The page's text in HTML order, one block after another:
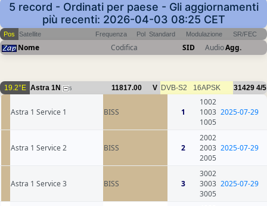
5 record - Ordinati per paese - Gli aggiornamenti
più recenti: 2026-04-03 08:25 CET
Pos Satellite Frequenza Pol Standard Modulazione SR/FEC
Nome Codifica SID AudioAgg.
19.2°E Astra 1N 5 11817.00 V DVB-S2 16APSK 31429 4/5
Astra 1 Service 1 BISS 1
1002
1003
1005
2025-07-29
Astra 1 Service 2 BISS 2
2002
2003
2005
2025-07-29
Astra 1 Service 3 BISS 3
3002
3003
3005
2025-07-29